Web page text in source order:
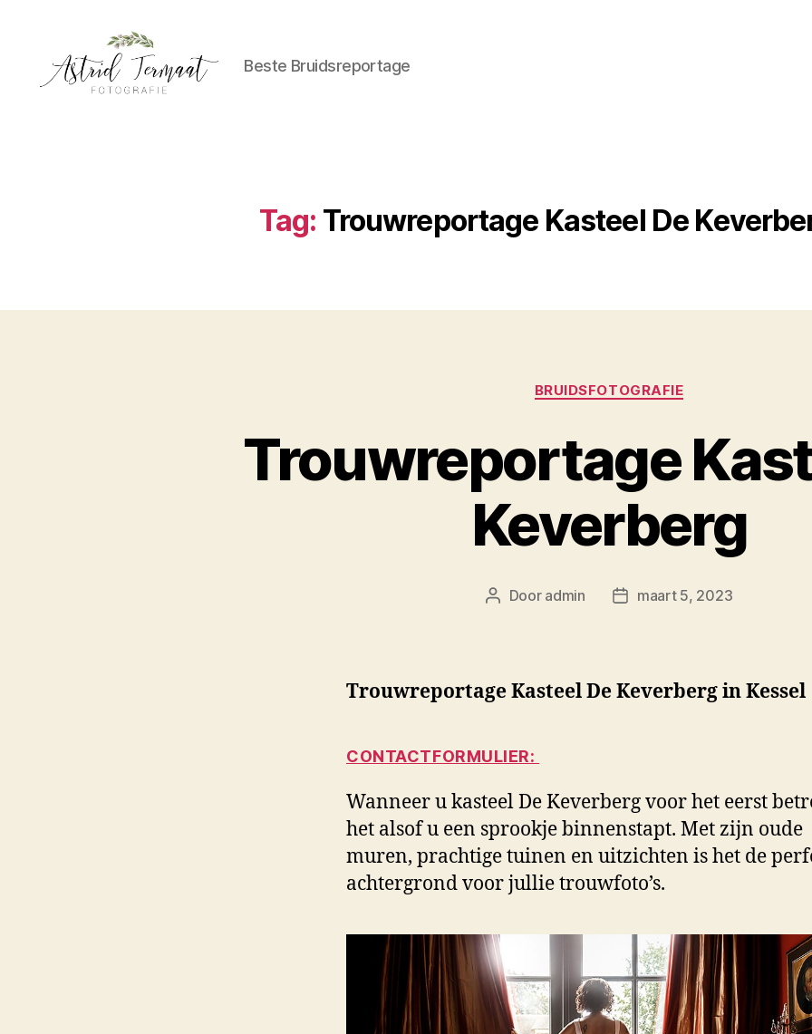
Beste Bruidsreportage
Tag: Trouwreportage Kasteel De
Categorieën
BRUIDSFOTOGRAFIE
Trouwreportage
Keverberg
Berichtauteur
Door admin Berichtdatum
maart 5, 2023
Trouwreportage Kasteel De Keverberg in Kessel
CONTACTFORMULIER:
Wanneer u kasteel De Keverberg voor het eerst
het alsof u een sprookje binnenstapt. Met zijn oude
muren, prachtige tuinen en uitzichten is het de
achtergrond voor jullie trouwfoto’s.